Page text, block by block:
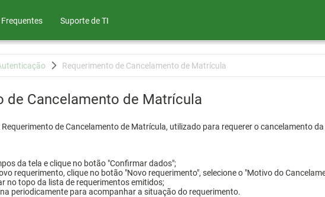
Suporte de TI
Requerimento de Cancelamento de Matrícula
de Cancelamento de Matrícula
de Cancelamento de Matrícula, utilizado para requerer o cancelamento
da tela e clique no botão "Confirmar dados";
requerimento, clique no botão "Novo requerimento", selecione o "Motivo do
no topo da lista de requerimentos emitidos;
periodicamente para acompanhar a situação do requerimento.